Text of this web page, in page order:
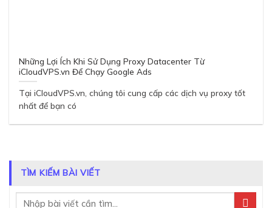
Những Lợi Ích Khi Sử Dụng Proxy Datacenter Từ
iCloudVPS.vn Để Chạy Google Ads
Tại iCloudVPS.vn, chúng tôi cung cấp các dịch vụ proxy tốt
nhất để bạn có
TÌM KIẾM BÀI VIẾT